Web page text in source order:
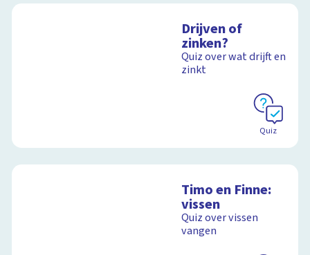
Drijven of
zinken?
Quiz over wat drijft en
zinkt
Quiz
Timo en Finne:
vissen
Quiz over vissen
vangen